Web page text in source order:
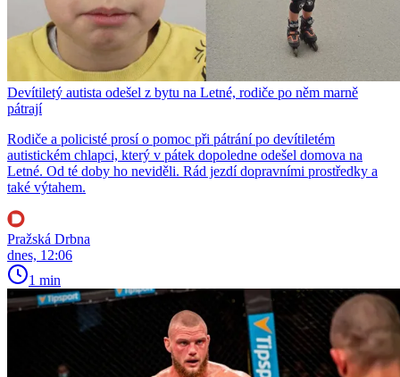
Devítiletý autista odešel z bytu na Letné, rodiče po něm marně
pátrají
Rodiče a policisté prosí o pomoc při pátrání po devítiletém
autistickém chlapci, který v pátek dopoledne odešel domova na
Letné. Od té doby ho neviděli. Rád jezdí dopravními prostředky a
také výtahem.
Pražská Drbna
dnes, 12:06
1 min